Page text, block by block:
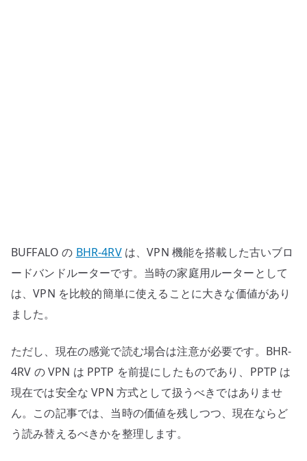
自
宅
ネ
ッ
ク
機
器
を
BUFFALO の BHR-4RVは、VPN 機能を搭載した古いブロ
ードバンドルーターです。当時の家庭用ルーターとして
は、VPN を比較的簡単に使えることに大きな価値があり
ました。
ただし、現在の感覚で読む場合は注意が必要です。BHR-
4RV の VPN は PPTP を前提にしたものであり、PPTP は
現在では安全な VPN 方式として扱うべきではありませ
ん。この記事では、当時の価値を残しつつ、現在ならど
う読み替えるべきかを整理します。